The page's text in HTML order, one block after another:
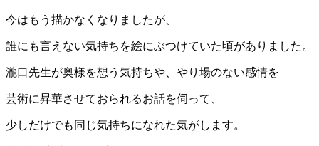
今はもう描かなくなりましたが、
誰にも言えない気持ちを絵にぶつけていた頃がありました。
瀧口先生が奥様を想う気持ちや、やり場のない感情を
芸術に昇華させておられるお話を伺って、
少しだけでも同じ気持ちになれた気がします。